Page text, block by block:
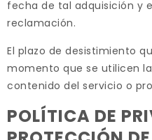
fecha de tal adquisición y
reclamación.
El plazo de desistimiento
momento que se utilicen
contenido del servicio o
POLÍTICA DE